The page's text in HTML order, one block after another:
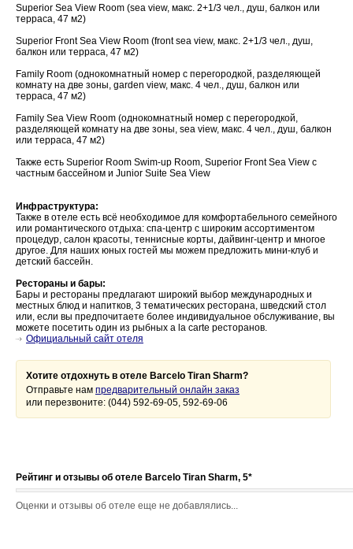
Superior Sea View Room (sea view, макс. 2+1/3 чел., душ, балкон или
терраса, 47 м2)
Superior Front Sea View Room (front sea view, макс. 2+1/3 чел., душ,
балкон или терраса, 47 м2)
Family Room (однокомнатный номер с перегородкой, разделяющей
комнату на две зоны, garden view, макс. 4 чел., душ, балкон или
терраса, 47 м2)
Family Sea View Room (однокомнатный номер с перегородкой,
разделяющей комнату на две зоны, sea view, макс. 4 чел., душ, балкон
или терраса, 47 м2)
Также есть Superior Room Swim-up Room, Superior Front Sea View с
частным бассейном и Junior Suite Sea View
Инфраструктура:
Также в отеле есть всё необходимое для комфортабельного семейного
или романтического отдыха: спа-центр с широким ассортиментом
процедур, салон красоты, теннисные корты, дайвинг-центр и многое
другое. Для наших юных гостей мы можем предложить мини-клуб и
детский бассейн.
Рестораны и бары:
Бары и рестораны предлагают широкий выбор международных и
местных блюд и напитков, 3 тематических ресторана, шведский стол
или, если вы предпочитаете более индивидуальное обслуживание, вы
можете посетить один из рыбных a la carte ресторанов.
Официальный сайт отеля
Хотите отдохнуть в отеле Barcelo Tiran Sharm?
Отправьте нам предварительный онлайн заказ
или перезвоните: (044) 592-69-05, 592-69-06
Рейтинг и отзывы об отеле Barcelo Tiran Sharm, 5*
Оценки и отзывы об отеле еще не добавлялись...